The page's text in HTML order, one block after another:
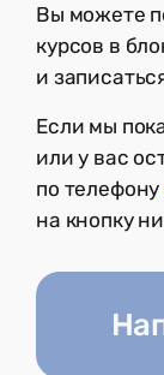
Вы можете
курсов в
и
Если мы
или у вас
по телефону
на кнопку